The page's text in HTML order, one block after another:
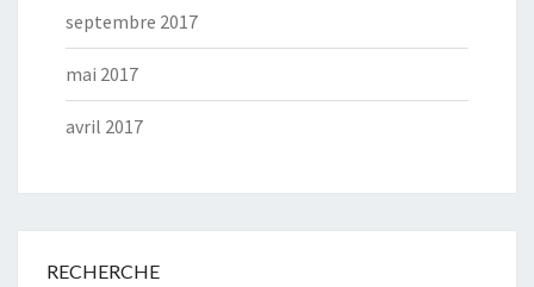
septembre 2017
mai 2017
avril 2017
RECHERCHE